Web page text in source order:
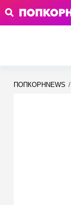
ПОПКОРНNEWS /